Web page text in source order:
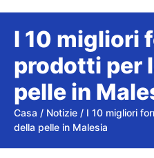
I 10 migliori
prodotti per
pelle in
Casa / Notizie / I 10 migliori
della pelle in Malesia